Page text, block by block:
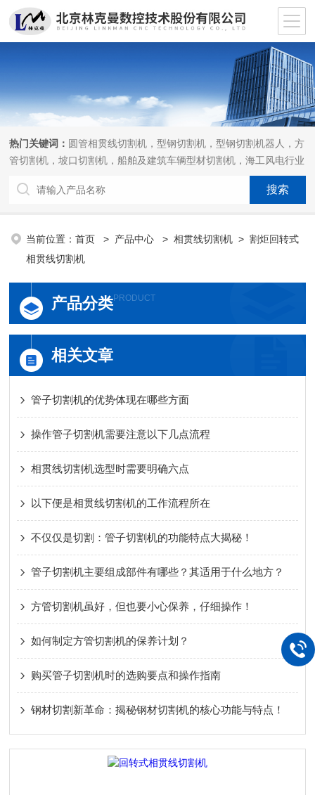
热门关键词： 圆管相贯线切割机，型钢切割机，型钢切割机器人，方
管切割机，坡口切割机，船舶及建筑车辆型材切割机，海工风电行业
当前位置：首页 > 产品中心 >相贯线切割机 >割炬回转式
相贯线切割机
产品分类PRODUCT
相关文章
管子切割机的优势体现在哪些方面
操作管子切割机需要注意以下几点流程
相贯线切割机选型时需要明确六点
以下便是相贯线切割机的工作流程所在
不仅仅是切割：管子切割机的功能特点大揭秘！
管子切割机主要组成部件有哪些？其适用于什么地方？
方管切割机虽好，但也要小心保养，仔细操作！
如何制定方管切割机的保养计划？
购买管子切割机时的选购要点和操作指南
钢材切割新革命：揭秘钢材切割机的核心功能与特点！